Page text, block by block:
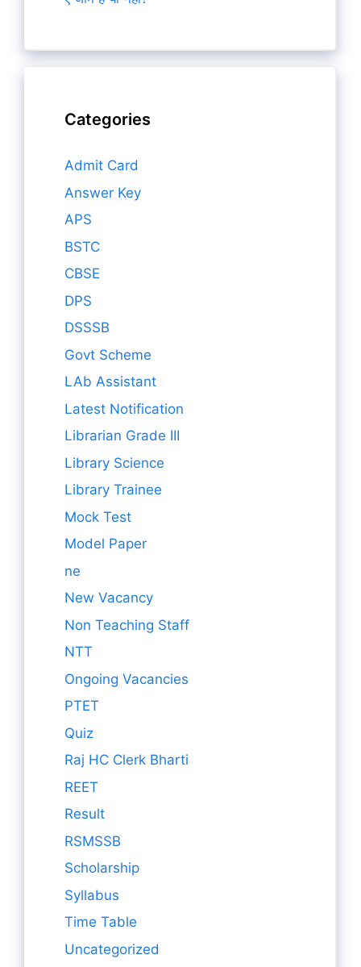
Categories
Admit Card
Answer Key
APS
BSTC
CBSE
DPS
DSSSB
Govt Scheme
LAb Assistant
Latest Notification
Librarian Grade III
Library Science
Library Trainee
Mock Test
Model Paper
ne
New Vacancy
Non Teaching Staff
NTT
Ongoing Vacancies
PTET
Quiz
Raj HC Clerk Bharti
REET
Result
RSMSSB
Scholarship
Syllabus
Time Table
Uncategorized